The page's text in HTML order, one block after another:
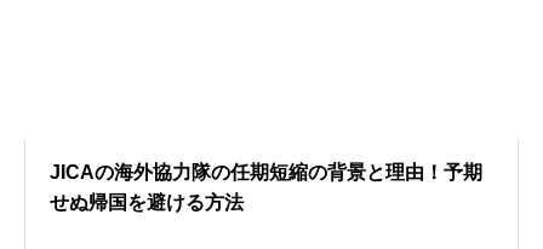
JICAの海外協力隊の任期短縮の背景と理由！予期
せぬ帰国を避ける方法